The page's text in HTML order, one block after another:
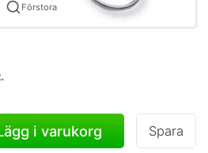
Förstora
i varukorg Spara